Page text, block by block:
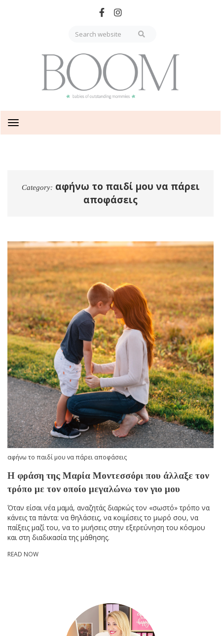
Toggle
navigation
Category: αφήνω το παιδί μου να πάρει
αποφάσεις
αφήνω το παιδί μου να πάρει αποφάσεις
Η φράση της Μαρία Μοντεσσόρι που άλλαξε τον
τρόπο με τον οποίο μεγαλώνω τον γιο μου
Όταν είσαι νέα μαμά, αναζητάς διαρκώς τον «σωστό» τρόπο να
κάνεις τα πάντα: να θηλάσεις, να κοιμίσεις το μωρό σου, να
παίξεις μαζί του, να το μυήσεις στην εξερεύνηση του κόσμου
και στη διαδικασία της μάθησης.
READ NOW